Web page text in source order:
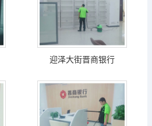
迎泽大街晋商银行